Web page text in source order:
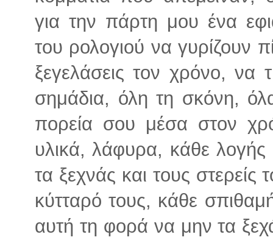
για την πάρτη μου ένα
του ρολογιού να γυρίζουν
ξεγελάσεις τον χρόνο,
σημάδια, όλη τη σκόνη,
πορεία σου μέσα στον
υλικά, λάφυρα, κάθε λογής
τα ξεχνάς και τους
κύτταρό τους, κάθε
αυτή τη φορά να μην τα